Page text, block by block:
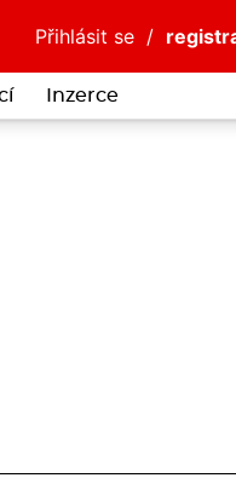
Přihlásit se /
Inzerce